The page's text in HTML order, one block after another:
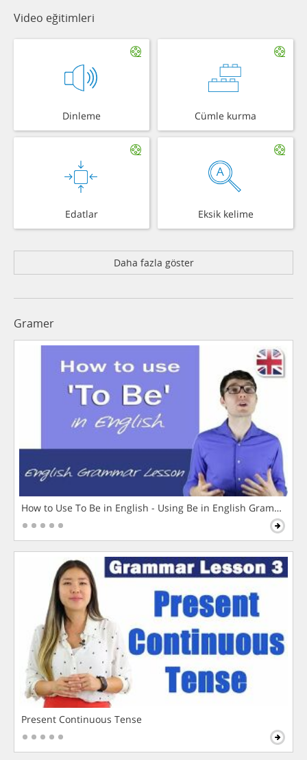
Video eğitimleri
Dinleme Cümle kurma
Edatlar Eksik kelime
Daha fazla göster
Gramer
How to Use To Be in English - Using Be in English Grammar
Present Continuous Tense